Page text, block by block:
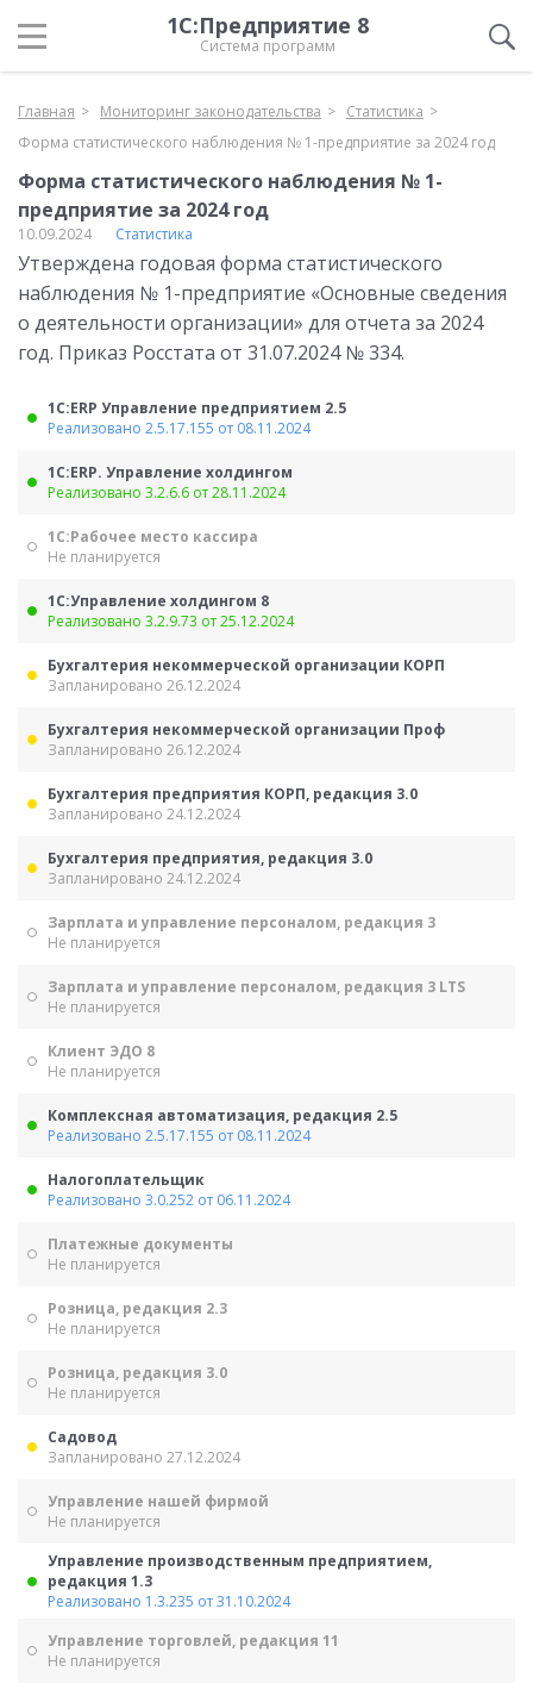
1С:Предприятие 8
Система программ
Главная Мониторинг законодательства
Статистика
Форма статистического наблюдения № 1-предприятие за 2024 год
Форма статистического наблюдения № 1-
предприятие за 2024 год
10.09.2024 Статистика
Утверждена годовая форма статистического
наблюдения № 1-предприятие «Основные сведения
о деятельности организации» для отчета за 2024
год. Приказ Росстата от 31.07.2024 № 334.
1С:ERP Управление предприятием 2.5
Реализовано 2.5.17.155 от 08.11.2024
1С:ERP. Управление холдингом
Реализовано 3.2.6.6 от 28.11.2024
1С:Рабочее место кассира
Не планируется
1С:Управление холдингом 8
Реализовано 3.2.9.73 от 25.12.2024
Бухгалтерия некоммерческой организации КОРП
Запланировано 26.12.2024
Бухгалтерия некоммерческой организации Проф
Запланировано 26.12.2024
Бухгалтерия предприятия КОРП, редакция 3.0
Запланировано 24.12.2024
Бухгалтерия предприятия, редакция 3.0
Запланировано 24.12.2024
Зарплата и управление персоналом, редакция 3
Не планируется
Зарплата и управление персоналом, редакция 3 LTS
Не планируется
Клиент ЭДО 8
Не планируется
Комплексная автоматизация, редакция 2.5
Реализовано 2.5.17.155 от 08.11.2024
Налогоплательщик
Реализовано 3.0.252 от 06.11.2024
Платежные документы
Не планируется
Розница, редакция 2.3
Не планируется
Розница, редакция 3.0
Не планируется
Садовод
Запланировано 27.12.2024
Управление нашей фирмой
Не планируется
Управление производственным предприятием,
редакция 1.3
Реализовано 1.3.235 от 31.10.2024
Управление торговлей, редакция 11
Не планируется